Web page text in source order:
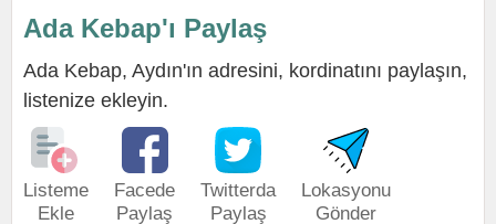
Ada Kebap'ı Paylaş
Ada Kebap, Aydın'ın adresini, kordinatını paylaşın,
listenize ekleyin.
Listeme
Ekle
Facede
Paylaş
Twitterda
Paylaş
Lokasyonu
Gönder